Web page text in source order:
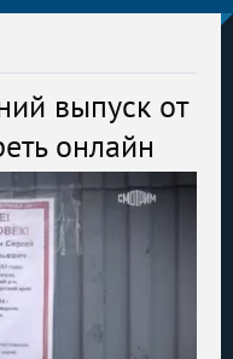
выпуск от
онлайн